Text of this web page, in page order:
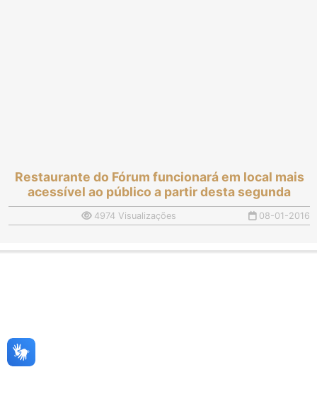
Restaurante do Fórum funcionará em local mais
acessível ao público a partir desta segunda
4974 Visualizações 08-01-2016